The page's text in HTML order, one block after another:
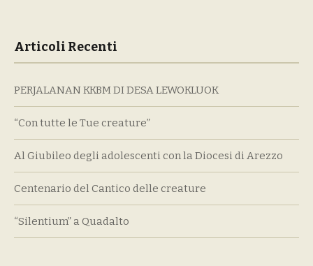
Articoli Recenti
PERJALANAN KKBM DI DESA LEWOKLUOK
“Con tutte le Tue creature”
Al Giubileo degli adolescenti con la Diocesi di Arezzo
Centenario del Cantico delle creature
“Silentium” a Quadalto